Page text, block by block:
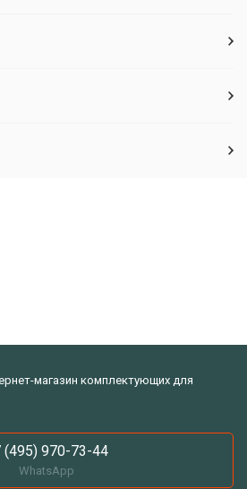
магазин комплектующих для
(495) 970-73-44
WhatsApp